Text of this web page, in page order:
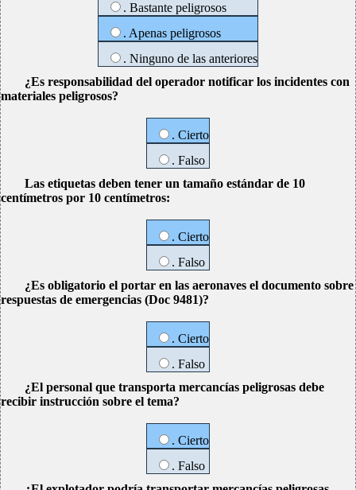
. Bastante peligrosos
. Apenas peligrosos
. Ninguno de las anteriores
¿Es responsabilidad del operador notificar los incidentes con
materiales peligrosos?
. Cierto
. Falso
Las etiquetas deben tener un tamaño estándar de 10
centímetros por 10 centímetros:
. Cierto
. Falso
¿Es obligatorio el portar en las aeronaves el documento sobre
respuestas de emergencias (Doc 9481)?
. Cierto
. Falso
¿El personal que transporta mercancías peligrosas debe
recibir instrucción sobre el tema?
. Cierto
. Falso